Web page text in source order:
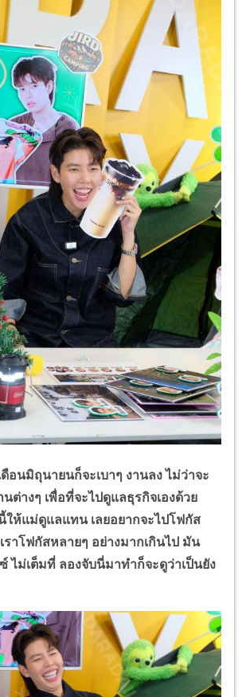
มิถุนายนก็จะเบาๆ งานลง ไม่ว่าจะ
นต่างๆ เพื่อที่จะไปดูแลธุรกิจเองด้วย
ให้แม่ดูแลแทน เลยอยากจะไปโฟกัส
ราโฟกัสหลายๆ อย่างมากเกินไป มัน
ไม่เต็มที่ ลองจับนี่มาทำก็จะดูว่าเป็นยัง